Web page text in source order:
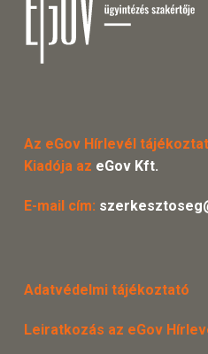
Az eGov Hírlevél
Kiadója az eGov Kft.
E-mail cím:
Adatvédelmi tájékoztató
Leiratkozás az eGov